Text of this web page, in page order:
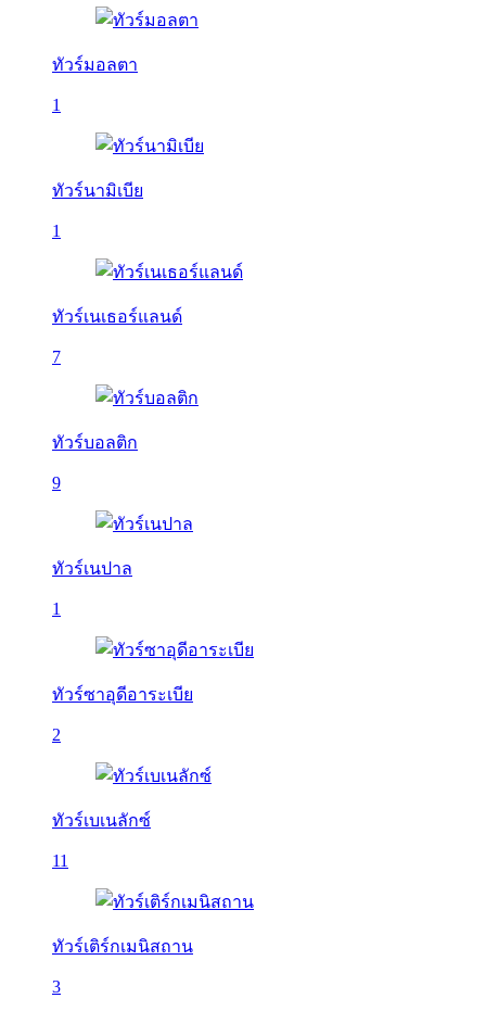
ทัวร์มอลตา
1
ทัวร์นามิเบีย
1
ทัวร์เนเธอร์แลนด์
7
ทัวร์บอลติก
9
ทัวร์เนปาล
1
ทัวร์ซาอุดีอาระเบีย
2
ทัวร์เบเนลักซ์
11
ทัวร์เติร์กเมนิสถาน
3